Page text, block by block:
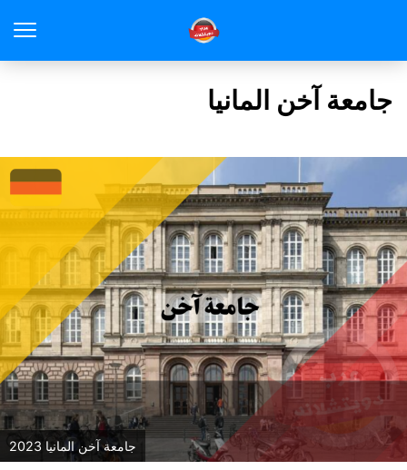
جامعة آخن المانيا
جامعة آخن المانيا 2023